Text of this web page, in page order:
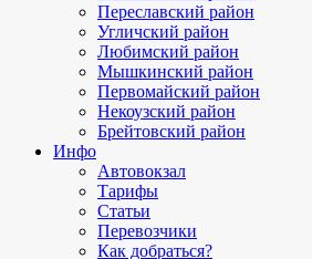
Переславский район
Угличский район
Любимский район
Мышкинский район
Первомайский район
Некоузский район
Брейтовский район
Инфо
Автовокзал
Тарифы
Статьи
Перевозчики
Как добраться?